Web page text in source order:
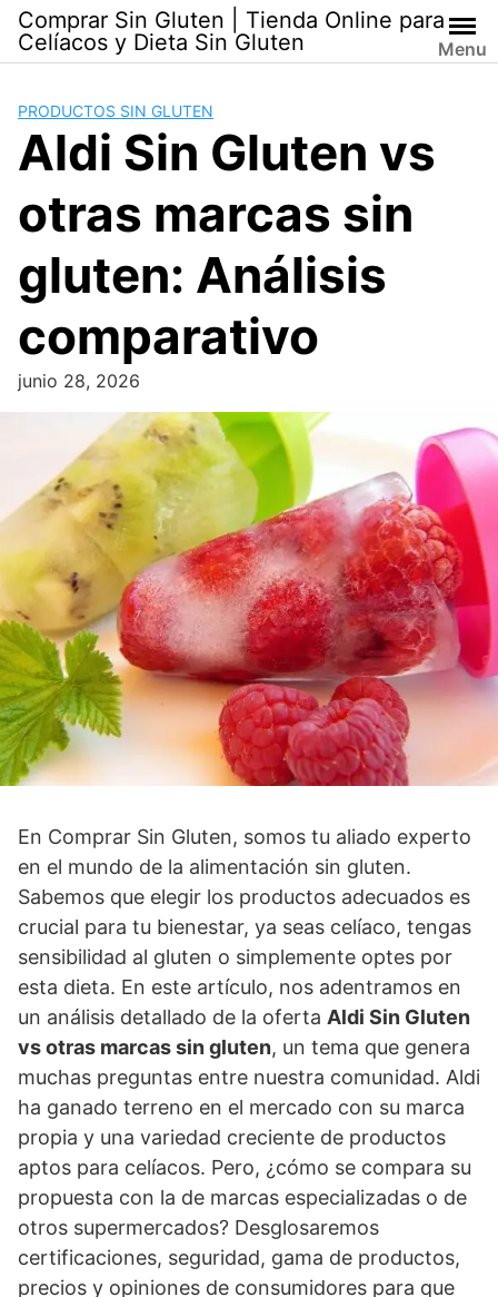
Skip
content
Comprar Sin Gluten | Tienda Online para
Celíacos y Dieta Sin Gluten
Menu
PRODUCTOS SIN GLUTEN
Aldi Sin Gluten vs
otras marcas sin
gluten: Análisis
comparativo
junio 28, 2026
En Comprar Sin Gluten, somos tu aliado experto
en el mundo de la alimentación sin gluten.
Sabemos que elegir los productos adecuados es
crucial para tu bienestar, ya seas celíaco, tengas
sensibilidad al gluten o simplemente optes por
esta dieta. En este artículo, nos adentramos en
un análisis detallado de la oferta Aldi Sin Gluten
vs otras marcas sin gluten, un tema que genera
muchas preguntas entre nuestra comunidad. Aldi
ha ganado terreno en el mercado con su marca
propia y una variedad creciente de productos
aptos para celíacos. Pero, ¿cómo se compara su
propuesta con la de marcas especializadas o de
otros supermercados? Desglosaremos
certificaciones, seguridad, gama de productos,
precios y opiniones de consumidores para que